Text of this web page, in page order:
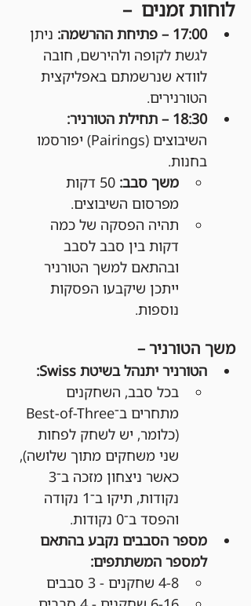
לוחות זמנים  –
17:00 – פתיחת ההרשמה:
ניתן
לגשת לקופה ולהירשם, חובה
לוודא שנרשמתם באפליקצית
הטורנירים.
18:30 – תחילת הטורניר:
השיבוצים (Pairings) יפורסמו
בחנות.
משך סבב:
50 דקות
מפרסום השיבוצים.
תהיה הפסקה של כמה
דקות בין סבב לסבב
ובהתאם למשך הטורניר
ייתכן שיקבעו הפסקות
נוספות.
משך הטורניר –
הטורניר יתנהל בשיטת Swiss:
בכל סבב, השחקנים
(כלומר, יש לשחק לפחות
שני משחקים מתוך שלושה),
נקודות, תיקו ב־1 נקודה
והפסד ב־0 נקודות.
מספר הסבבים נקבע בהתאם
למספר המשתתפים:
4-8 שחקנים - 3 סבבים